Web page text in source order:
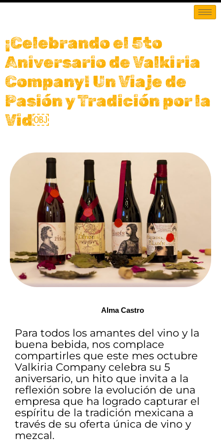
¡Celebrando el 5to
Aniversario de Valkiria
Company! Un Viaje de
Pasión y Tradición por la
Vid￼
Alma Castro
Para todos los amantes del vino y la
buena bebida, nos complace
compartirles que este mes octubre
Valkiria Company celebra su 5
aniversario, un hito que invita a la
reflexión sobre la evolución de una
empresa que ha logrado capturar el
espíritu de la tradición mexicana a
través de su oferta única de vino y
mezcal.